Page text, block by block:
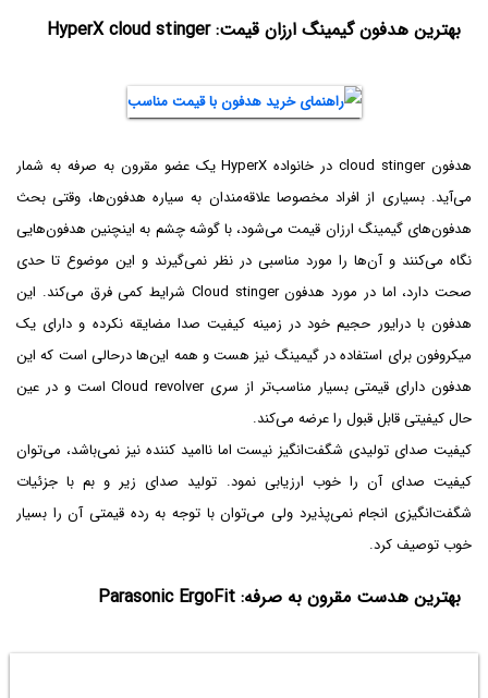
بهترین هدفون گیمینگ ارزان قیمت: HyperX cloud stinger
هدفون cloud stinger در خانواده HyperX یک عضو مقرون به صرفه به شمار
می‌آید. بسیاری از افراد مخصوصا علاقه‌مندان به سیاره هدفون‌ها، وقتی بحث
هدفون‌های گیمینگ ارزان قیمت می‌شود، با گوشه چشم به اینچنین هدفون‌هایی
نگاه می‌کنند و آن‌ها را مورد مناسبی در نظر نمی‌گیرند و این موضوع تا حدی
صحت دارد،‌ اما در مورد هدفون Cloud stinger شرایط کمی فرق می‌کند. این
هدفون با درایور حجیم خود در زمینه کیفیت صدا مضایقه نکرده و دارای یک
میکروفون برای استفاده در گیمینگ نیز هست و همه این‌ها درحالی است که این
هدفون دارای قیمتی بسیار مناسب‌تر از سری Cloud revolver است و در عین
حال کیفیتی قابل قبول را عرضه می‌کند.
کیفیت صدای تولیدی شگفت‌انگیز نیست اما ناامید کننده نیز نمی‌باشد، می‌توان
کیفیت صدای آن را خوب ارزیابی نمود. تولید صدای زیر و بم با جزئیات
شگفت‌انگیزی انجام نمی‌پذیرد ولی می‌توان با توجه به رده قیمتی آن را بسیار
خوب توصیف کرد.
بهترین هدست مقرون به صرفه: Parasonic ErgoFit